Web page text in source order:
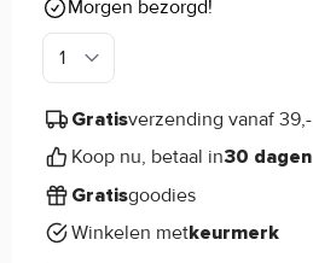
Morgen bezorgd!
Gratisverzending vanaf 39,-
Koop nu, betaal in30 dagen
Gratisgoodies
Winkelen metkeurmerk